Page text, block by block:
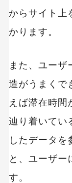
からサイト上
かります。
また、ユーザ
造がうまくで
えば滞在時間
辿り着いてい
したデータを
と、ユーザー
す。